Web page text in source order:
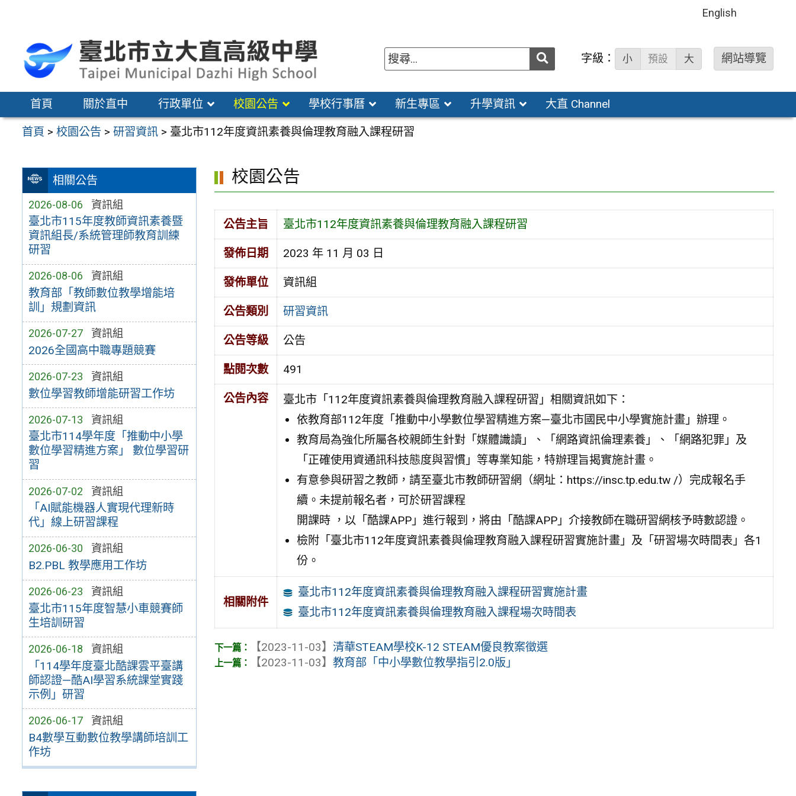
區
English
送出 字級： 小 預設 大 網站導覽
首頁 關於直中 行政單位 校園公告 學校行事曆 新生專區 升學資訊 大直 Channel
首頁 >校園公告 >研習資訊 > 臺北市112年度資訊素養與倫理教育融入課程研習
相關公告
2026-08-06 資訊組
臺北市115年度教師資訊素養暨
資訊組長/系統管理師教育訓練
研習
2026-08-06 資訊組
教育部「教師數位教學增能培
訓」規劃資訊
2026-07-27 資訊組
2026全國高中職專題競賽
2026-07-23 資訊組
數位學習教師增能研習工作坊
2026-07-13 資訊組
臺北市114學年度「推動中小學
數位學習精進方案」 數位學習研
習
2026-07-02 資訊組
「AI賦能機器人實現代理新時
代」線上研習課程
2026-06-30 資訊組
B2.PBL 教學應用工作坊
2026-06-23 資訊組
臺北市115年度智慧小車競賽師
生培訓研習
2026-06-18 資訊組
「114學年度臺北酷課雲平臺講
師認證—酷AI學習系統課堂實踐
示例」研習
2026-06-17 資訊組
B4數學互動數位教學講師培訓工
作坊
校園公告
公告主旨 臺北市112年度資訊素養與倫理教育融入課程研習
發佈日期 2023 年 11 月 03 日
發佈單位 資訊組
公告類別 研習資訊
公告等級 公告
點閱次數 491
公告內容
臺北市「112年度資訊素養與倫理教育融入課程研習」相關資訊如下：
依教育部112年度「推動中小學數位學習精進方案—臺北市國民中小學實施計畫」辦理。
教育局為強化所屬各校親師生針對「媒體識讀」、「網路資訊倫理素養」、「網路犯罪」及
「正確使用資通訊科技態度與習慣」等專業知能，特辦理旨揭實施計畫。
有意參與研習之教師，請至臺北市教師研習網（網址：https://insc.tp.edu.tw /）完成報名手
續。未提前報名者，可於研習課程
開課時 ，以「酷課APP」進行報到，將由「酷課APP」介接教師在職研習網核予時數認證。
檢附「臺北市112年度資訊素養與倫理教育融入課程研習實施計畫」及「研習場次時間表」各1
份。
相關附件
臺北市112年度資訊素養與倫理教育融入課程研習實施計畫
臺北市112年度資訊素養與倫理教育融入課程場次時間表
【2023-11-03】清華STEAM學校K-12 STEAM優良教案徵選
【2023-11-03】教育部「中小學數位教學指引2.0版」